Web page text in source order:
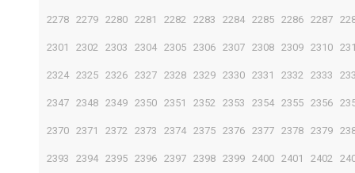
2278 2279 2280 2281 2282 2283 2284 2285 2286 2287
2301 2302 2303 2304 2305 2306 2307 2308 2309 2310
2324 2325 2326 2327 2328 2329 2330 2331 2332 2333
2347 2348 2349 2350 2351 2352 2353 2354 2355 2356
2370 2371 2372 2373 2374 2375 2376 2377 2378 2379
2393 2394 2395 2396 2397 2398 2399 2400 2401 2402